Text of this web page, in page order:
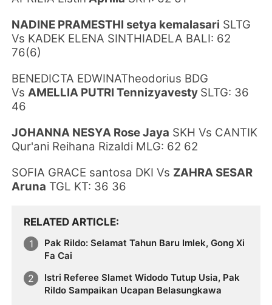
NADINE PRAMESTHIsetya kemalasari SLTG
Vs KADEK ELENA SINTHIADELA BALI: 62
76(6)
BENEDICTA EDWINATheodorius BDG
VsAMELLIA PUTRI Tennizyavesty SLTG: 36
46
JOHANNA NESYA Rose Jaya SKH Vs CANTIK
Qur'ani Reihana Rizaldi MLG: 62 62
SOFIA GRACE santosa DKI Vs ZAHRA SESAR
Aruna TGL KT: 36 36
RELATED ARTICLE
Pak Rildo: Selamat Tahun Baru Imlek, Gong Xi
Fa Cai
Istri Referee Slamet Widodo Tutup Usia, Pak
Rildo Sampaikan Ucapan Belasungkawa